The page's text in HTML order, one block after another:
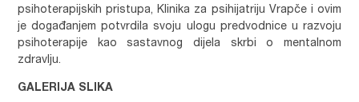
psihoterapijskih pristupa, Klinika za psihijatriju Vrapče i ovim
je događanjem potvrdila svoju ulogu predvodnice u razvoju
psihoterapije kao sastavnog dijela skrbi o mentalnom
zdravlju.
GALERIJA SLIKA